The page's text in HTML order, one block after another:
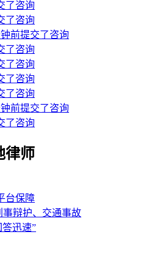
了咨询
了咨询
前提交了咨询
了咨询
了咨询
了咨询
了咨询
前提交了咨询
了咨询
律师
台保障
辩护、交通事故
答迅速”